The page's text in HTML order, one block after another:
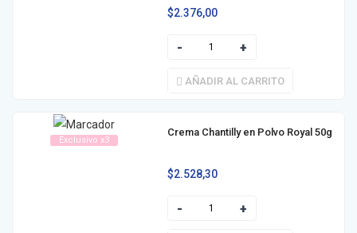
$2.376,00
AÑADIR AL CARRITO
Exclusivo x3
Crema Chantilly en Polvo Royal 50g
$2.528,30